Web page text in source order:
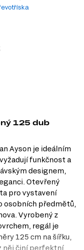
125 dub
Ayson je ideálním
funkčnost a
designem,
Otevřený
pro vystavení
osobních předmětů,
Vyrobený z
regál je
125 cm na šířku,
něj činí perfektní